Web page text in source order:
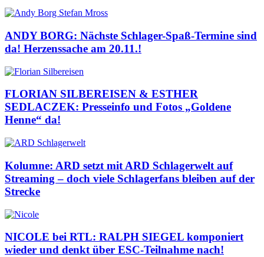
ANDY BORG: Nächste Schlager-Spaß-Termine sind
da! Herzenssache am 20.11.!
FLORIAN SILBEREISEN & ESTHER
SEDLACZEK: Presseinfo und Fotos „Goldene
Henne“ da!
Kolumne: ARD setzt mit ARD Schlagerwelt auf
Streaming – doch viele Schlagerfans bleiben auf der
Strecke
NICOLE bei RTL: RALPH SIEGEL komponiert
wieder und denkt über ESC-Teilnahme nach!